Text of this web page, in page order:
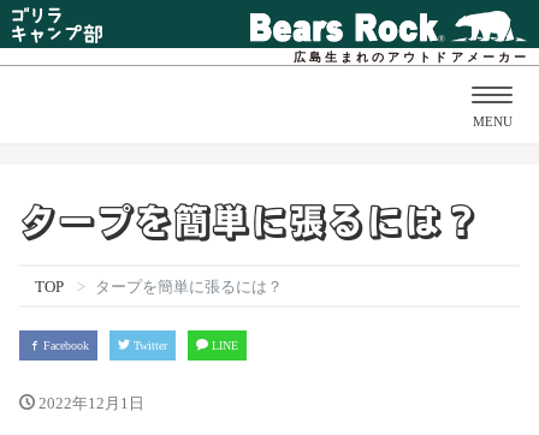
広島生まれのアウトドアメーカー
MENU
タープを簡単に張るには？
TOP タープを簡単に張るには？
Facebook Twitter LINE
2022年12月1日